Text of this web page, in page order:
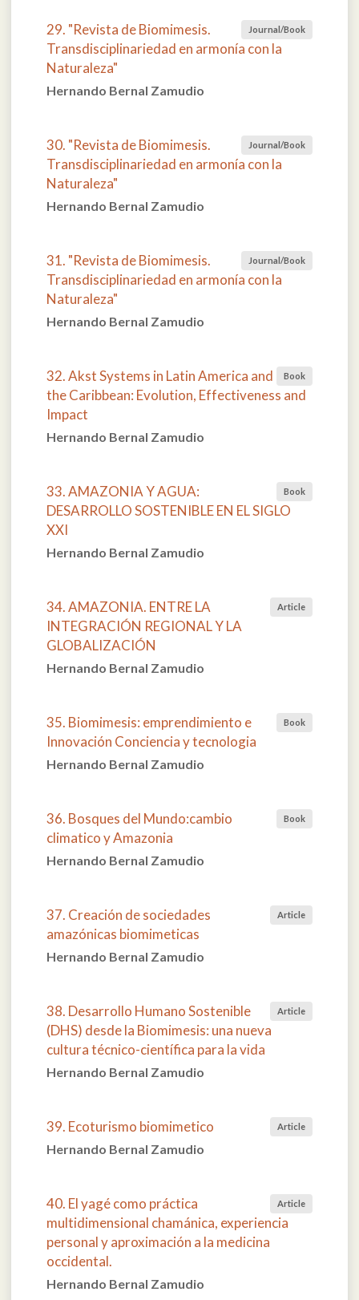
Journal/Book
29. "Revista de Biomimesis.
Transdisciplinariedad en armonía con la
Naturaleza"
Hernando Bernal Zamudio
Journal/Book
30. "Revista de Biomimesis.
Transdisciplinariedad en armonía con la
Naturaleza"
Hernando Bernal Zamudio
Journal/Book
31. "Revista de Biomimesis.
Transdisciplinariedad en armonía con la
Naturaleza"
Hernando Bernal Zamudio
Book
32. Akst Systems in Latin America and
the Caribbean: Evolution, Effectiveness and
Impact
Hernando Bernal Zamudio
Book
33. AMAZONIA Y AGUA:
DESARROLLO SOSTENIBLE EN EL SIGLO
XXI
Hernando Bernal Zamudio
Article
34. AMAZONIA. ENTRE LA
INTEGRACIÓN REGIONAL Y LA
GLOBALIZACIÓN
Hernando Bernal Zamudio
Book
35. Biomimesis: emprendimiento e
Innovación Conciencia y tecnologia
Hernando Bernal Zamudio
Book
36. Bosques del Mundo:cambio
climatico y Amazonia
Hernando Bernal Zamudio
Article
37. Creación de sociedades
amazónicas biomimeticas
Hernando Bernal Zamudio
Article
38. Desarrollo Humano Sostenible
(DHS) desde la Biomimesis: una nueva
cultura técnico-científica para la vida
Hernando Bernal Zamudio
Article
39. Ecoturismo biomimetico
Hernando Bernal Zamudio
Article
40. El yagé como práctica
multidimensional chamánica, experiencia
personal y aproximación a la medicina
occidental.
Hernando Bernal Zamudio